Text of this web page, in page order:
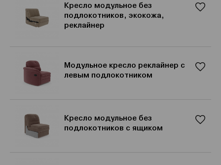
Кресло модульное без
подлокотников, экокожа,
реклайнер
Модульное кресло реклайнер с
левым подлокотником
Кресло модульное без
подлокотников с ящиком